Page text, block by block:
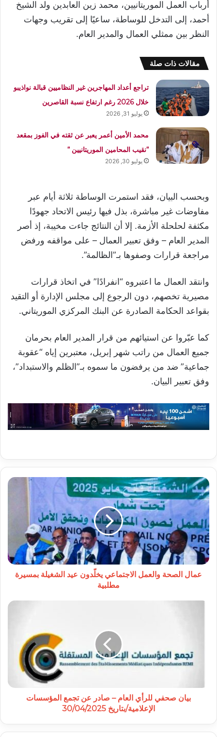
أرباب العمل الموريتانيين، محمد زين العابدين ولد الشيخ
أحمد، إلى التدخل للوساطة، ساعيًا إلى تقريب وجهات
النظر بين ممثلي العمال والمدير العام.
مقالات ذات صلة
تراجع أعداد المهاجرين غير النظاميين قبالة نواذيبو
خلال 2026 رغم ارتفاع نسبة القاصرين
يوليو 31, 2026
محمد الأمين أعمر يعبر عن ثقته في الفوز بمقعد
“نقيب المحامين الموريتانيين “
يوليو 30, 2026
وبحسب البيان، فقد استمرت الوساطة ثلاثة أيام عبر
مفاوضات غير مباشرة، بذل فيها رئيس الاتحاد جهودًا
مكثفة لحلحلة الأزمة. إلا أن النتائج جاءت مخيبة، إذ أصر
المدير العام – وفق تعبير العمال – على مواقفه ورفض
مراجعة قرارات وصفوها بـ”الظالمة”.
وانتقد العمال ما اعتبروه “انفرادًا” في اتخاذ قرارات
مصيرية تخصهم، دون الرجوع إلى مجلس الإدارة أو التقيد
بقواعد الحكامة الصادرة عن البنك المركزي الموريتاني.
كما عبّروا عن استيائهم من قرار المدير العام بحرمان
جميع العمال من راتب شهر إبريل، معتبرين إياه “عقوبة
جماعية” ضد من يرفضون ما سموه بـ”الظلم والاستبداد”،
وفق تعبير البيان.
عمال
الصحة
والعمل
الاجتماعي
يخلّدون
عيد
الشغيلة
بمسيرة
مطلبية
عمال الصحة والعمل الاجتماعي يخلّدون عيد الشغيلة بمسيرة
مطلبية
المؤسسات
الإعلامية/بيان صحفي للرأي العام – صادر عن تجمع المؤسسات
الإعلامية/بتاريخ 30/04/2025